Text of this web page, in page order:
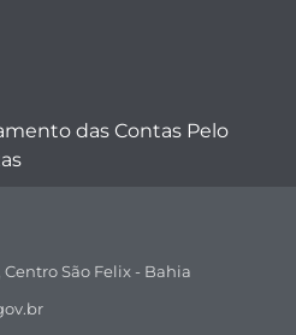
das Contas Pelo
São Felix - Bahia